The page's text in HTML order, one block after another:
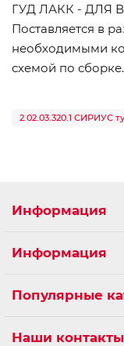
ГУД ЛАКК - ДЛЯ
Поставляется в
необходимыми
схемой по сборке.
2.02.03.320.1 СИРИУС
Информация
Информация
Популярные
Наши контакты